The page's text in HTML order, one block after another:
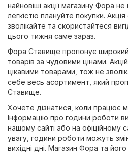
найновіші акції магазину Фора
легкістю плануйте покупки.
зволікайте та скористайтеся
цього тижня саме зараз.
Фора Ставище пропонує широкий
товарів за чудовими цінами.
цікавими товарами, тож не
себе весь асортимент, який
Ставище.
Хочете дізнатися, коли працює
Інформацію про години роботи
нашому сайті або на офіційному
увагу, години роботи можуть
вихідні дні. Магазин Фора та